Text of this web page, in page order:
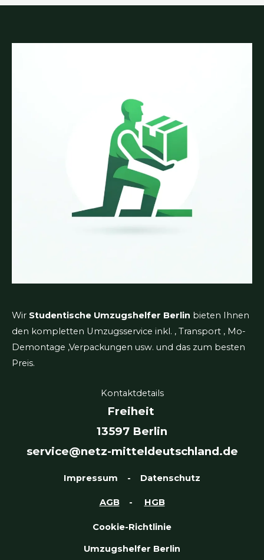
Wir Studentische Umzugshelfer Berlin bieten Ihnen
den kompletten Umzugsservice inkl. , Transport , Mo-
Demontage ,Verpackungen usw. und das zum besten
Preis.
Kontaktdetails
Freiheit
13597 Berlin
service@netz-mitteldeutschland.de
Impressum - Datenschutz
AGB- HGB
Cookie-Richtlinie
Umzugshelfer Berlin